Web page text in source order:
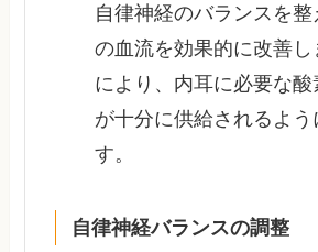
自律神経のバランスを
の血流を効果的に改善
により、内耳に必要な
が十分に供給されるよう
す。
自律神経バランスの調整